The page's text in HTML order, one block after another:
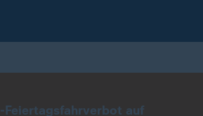
Feiertagsfahrverbot auf